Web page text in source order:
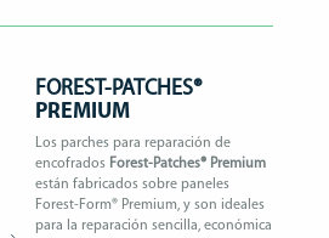
FOREST-PATCHES®
PREMIUM
Los parches para reparación de
encofrados Forest-Patches® Premium
están fabricados sobre paneles
Forest-Form® Premium, y son ideales
para la reparación sencilla, económica